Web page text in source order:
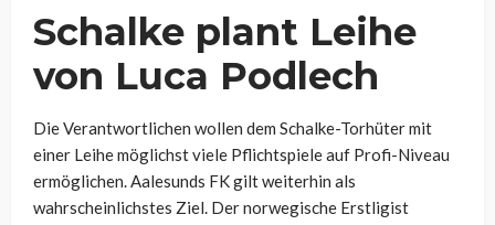
Schalke plant Leihe
von Luca Podlech
Die Verantwortlichen wollen dem Schalke-Torhüter mit
einer Leihe möglichst viele Pflichtspiele auf Profi-Niveau
ermöglichen. Aalesunds FK gilt weiterhin als
wahrscheinlichstes Ziel. Der norwegische Erstligist